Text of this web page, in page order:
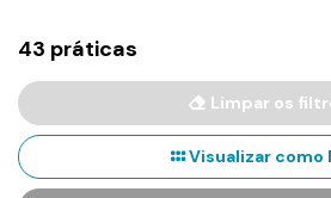
43 práticas
Limpar os
Visualizar como